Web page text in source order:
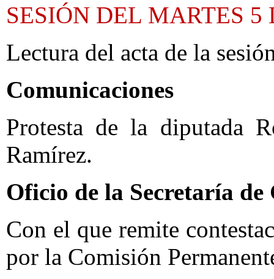
SESIÓN DEL MARTES 5
Lectura del acta de la
Comunicaciones
Protesta de la diputada
Ramírez.
Oficio de la Secretaría de
Con el que remite
por la Comisión